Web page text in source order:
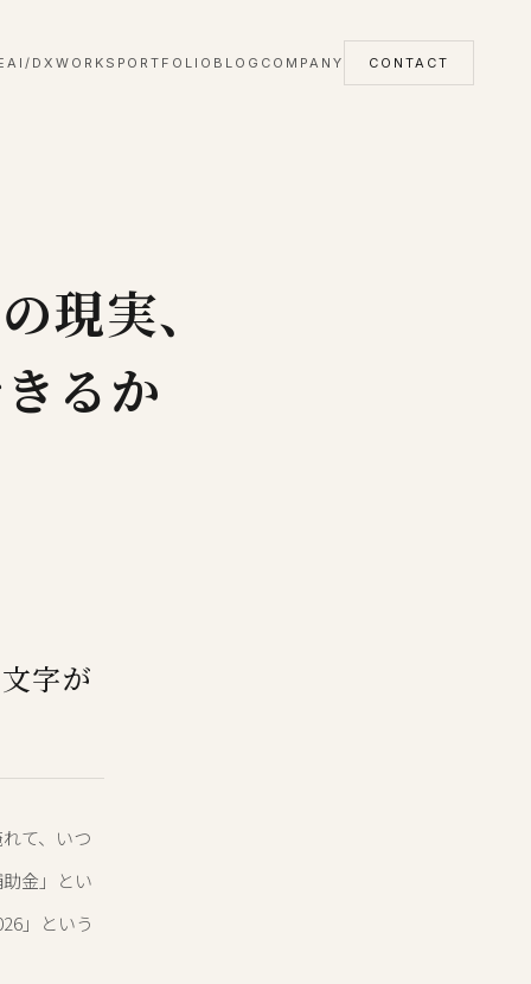
AI/DX WORKS PORTFOLIO BLOG COMPANY CONTACT
現実、
るか
字が
て、いつ
金」とい
」という